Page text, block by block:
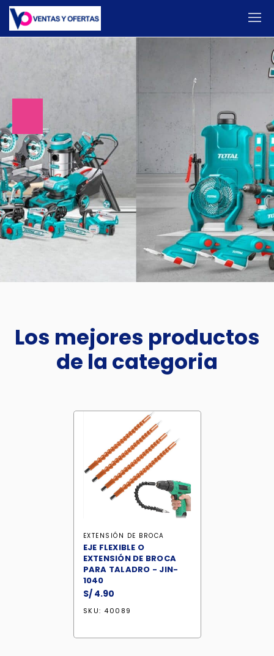
Los mejores productos
de la categoria
EXTENSIÓN DE BROCA
EJE FLEXIBLE O
EXTENSIÓN DE BROCA
PARA TALADRO - JIN-
1040
S/4.90
SKU: 40089